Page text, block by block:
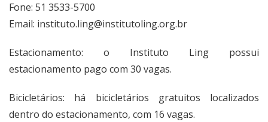
Fone: 51 3533-5700
Email: instituto.ling@institutoling.org.br
Estacionamento: o Instituto Ling possui
estacionamento pago com 30 vagas.
Bicicletários: há bicicletários gratuitos localizados
dentro do estacionamento, com 16 vagas.